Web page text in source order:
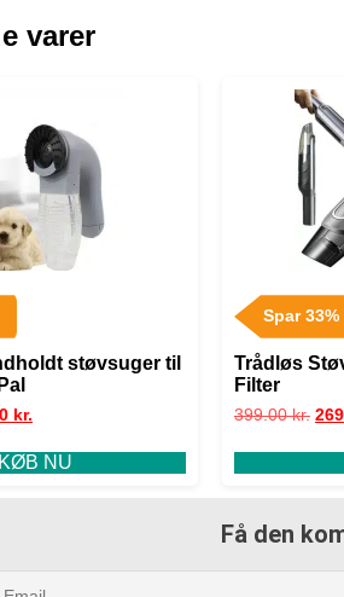
varer
støvsuger til
kr.
KØB NU
Spar 33%
Trådløs
Filter
399.00kr.
Få den